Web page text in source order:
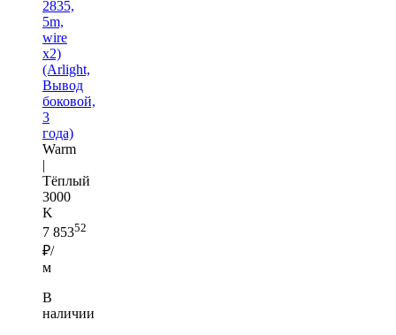
2835,
5m,
wire
x2)
(Arlight,
Вывод
боковой,
3
года)
Warm
|
Тёплый
3000
K
7 85352
₽/
м
В
наличии